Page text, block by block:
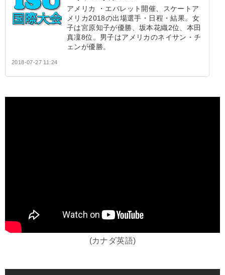
アメリカ ・エバレット開催、スケートア
メリカ2018の出場選手・日程・結果。女
子は宮原知子が優勝、坂本花織2位、本田
真凜8位。男子はアメリカのネイサン・チ
ェンが優勝。
2018-07-27 11:24
(カナダ英語)